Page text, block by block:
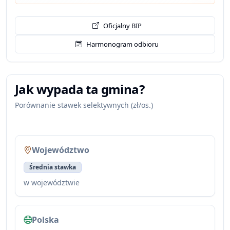
Oficjalny BIP
Harmonogram odbioru
Jak wypada ta gmina?
Porównanie stawek selektywnych (zł/os.)
Województwo
Średnia stawka
w województwie
Polska